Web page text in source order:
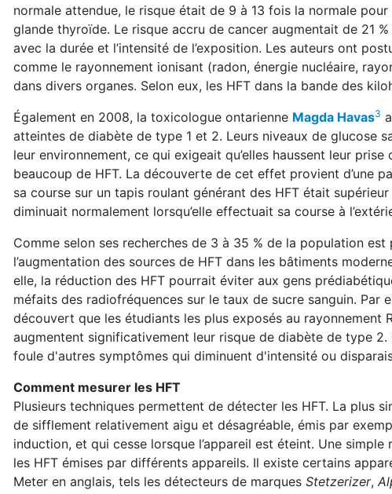
normale attendue, le risque était de 9 à 13 fois la normale
glande thyroïde. Le risque accru de cancer augmentait de 21
avec la durée et l’intensité de l’exposition. Les auteurs ont
comme le rayonnement ionisant (radon, énergie nucléaire,
dans divers organes. Selon eux, les HFT dans la bande des
Également en 2008, la toxicologue ontarienne Magda Havas3
atteintes de diabète de type 1 et 2. Leurs niveaux de glucose
leur environnement, ce qui exigeait qu’elles haussent leur
beaucoup de HFT. La découverte de cet effet provient d’une
sa course sur un tapis roulant générant des HFT était
diminuait normalement lorsqu’elle effectuait sa course à
Comme selon ses recherches de 3 à 35 % de la population
l’augmentation des sources de HFT dans les bâtiments
elle, la réduction des HFT pourrait éviter aux gens
méfaits des radiofréquences sur le taux de sucre sanguin. Par
découvert que les étudiants les plus exposés au rayonnement
augmentent significativement leur risque de diabète de type
foule d'autres symptômes qui diminuent d'intensité ou
Comment mesurer les HFT
Plusieurs techniques permettent de détecter les HFT. La plus
de sifflement relativement aigu et désagréable, émis par
induction, et qui cesse lorsque l’appareil est éteint. Une
les HFT émises par différents appareils. Il existe certains
Meter en anglais, tels les détecteurs de marques Stetzerizer,